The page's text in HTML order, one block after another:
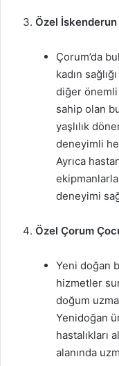
Özel
Çorum’da
kadın
diğer
sahip olan
yaşlılık
deneyimli
Ayrıca
deneyimi
Özel Çorum
Yeni doğan
hizmetler
doğum
Yenidoğan
hastalıkları
alanında